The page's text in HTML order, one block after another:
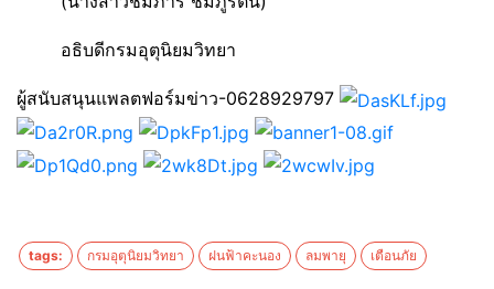
อธิบดีกรมอุตุนิยมวิทยา
ผู้สนับสนุนแพลตฟอร์มข่าว-0628929797
tags: กรมอุตุนิยมวิทยา ฝนฟ้าคะนอง ลมพายุ เตือนภัย